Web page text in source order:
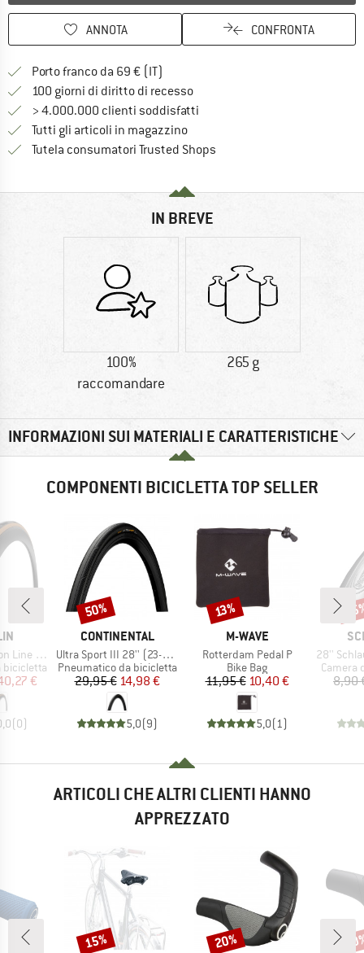
ANNOTA CONFRONTA
Porto franco da 69 € (IT)
100 giorni di diritto di recessoVai alla politica di recesso qui
> 4.000.000 clienti soddisfatti
Tutti gli articoli in magazzino
Tutela consumatori Trusted Shops
IN BREVE
100%
raccomandare
265 g
INFORMAZIONI SUI MATERIALI E CARATTERISTICHE
COMPONENTI BICICLETTA TOP SELLER
(32-622)
bicicletta
ridotto
€
(0)
MARCHIO
CONTINENTAL
Articolo
Ultra Sport III 28'' (23-622) Foldable
Gruppo di prodotti
Pneumatico da bicicletta
Prezzo
29,95 €Prezzo ridotto
14,98 €
5,0(9)
Sconto
50%
MARCHIO
M-WAVE
Articolo
Rotterdam Pedal P
Gruppo di prodotti
Bike Bag
Prezzo
11,95 €Prezzo ridotto
10,40 €
5,0(1 )
Sconto
13%
Articolo
28'' Schlauch
Gruppo
Camera
8,90
ARTICOLI CHE ALTRI CLIENTI HANNO
APPREZZATO
Sconto
15% Sconto
20%